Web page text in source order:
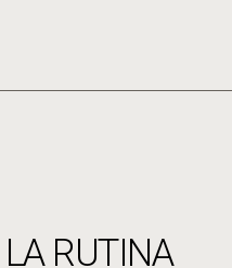
RUTINA